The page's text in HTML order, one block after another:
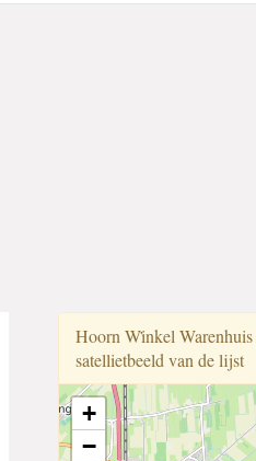
Hoorn Wi̇̇nkel Warenhuis
satellietbeeld van de lijst
+
−